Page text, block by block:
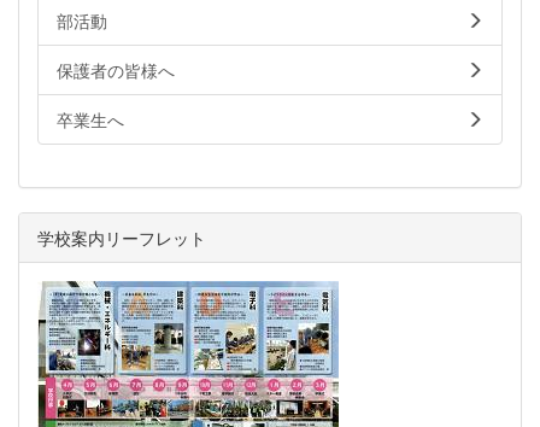
部活動
保護者の皆様へ
卒業生へ
学校案内リーフレット